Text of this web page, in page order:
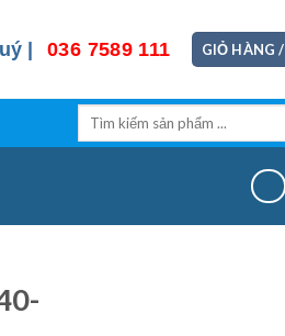
| 036 7589 111 GIỎ HÀNG /
Tìm